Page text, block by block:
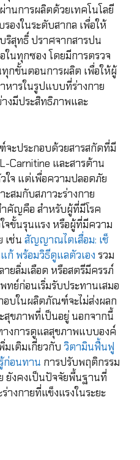
นการผลิตด้วยเทคโนโลยี
องในระดับสากล เพื่อให้
สุทธิ์ ปราศจากสารปน
นทุกซอง โดยมีการตรวจ
กขั้นตอนการผลิต เพื่อให้ผู้
หารในรูปแบบที่ร่างกาย
งมีประสิทธิภาพและ
ะประกอบด้วยสารสกัดที่มี
Carnitine และสารต้าน
ใจ แต่เพื่อความปลอดภัย
สมกับสภาวะร่างกาย
คัญคือ สำหรับผู้ที่มีโรค
จขั้นรุนแรง หรือผู้ที่มีความ
เช่น สัญญาณไตเสื่อม: เช็
ก้ พร้อมวิธีดูแลตัวเอง รวม
ยลิ่มเลือด หรือสตรีมีครรภ์
ย์ก่อนเริ่มรับประทานเสมอ
อบในผลิตภัณฑ์จะไม่ส่งผลก
สุขภาพที่เป็นอยู่ นอกจากนี้
งการดูแลสุขภาพแบบองค์
มเติมเกี่ยวกับ วิตามินฟื้นฟู
ก่อนทาน การปรับพฤติกรรม
ยังคงเป็นปัจจัยพื้นฐานที่
งกายที่แข็งแรงในระยะ